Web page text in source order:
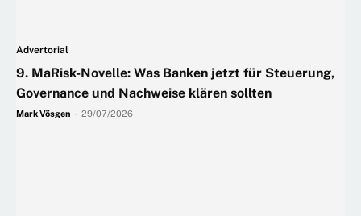
Advertorial
9. MaRisk-Novelle: Was Banken jetzt für Steuerung,
Governance und Nachweise klären sollten
Mark Vösgen 29/07/2026